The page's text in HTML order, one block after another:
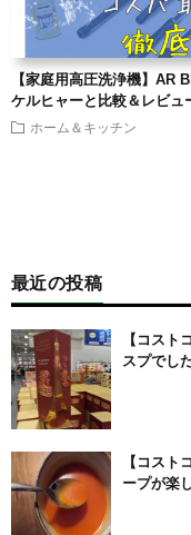
【家庭用高圧洗浄機】AR
ケルヒャーと比較＆レビュ
ホーム＆キッチン
最近の投稿
【コスト
スプでし
【コスト
ープが楽